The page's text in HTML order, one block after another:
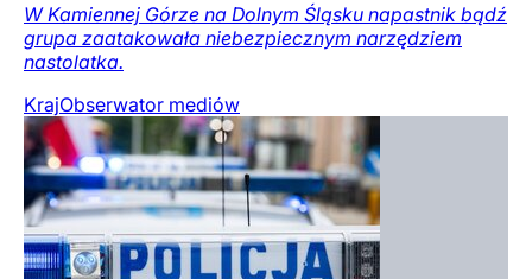
W Kamiennej Górze na Dolnym Śląsku napastnik bądź
grupa zaatakowała niebezpiecznym narzędziem
nastolatka.
KrajObserwator mediów